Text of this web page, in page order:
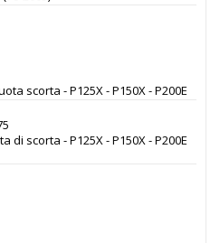
scorta - P125X - P150X - P200E
di scorta - P125X - P150X - P200E